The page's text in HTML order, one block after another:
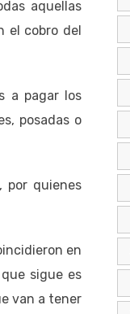
aquellas
el cobro del
a pagar los
posadas o
por quienes
en
sigue es
van a tener